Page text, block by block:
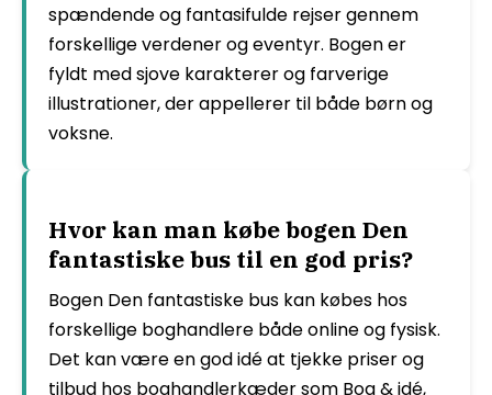
spændende og fantasifulde rejser gennem
forskellige verdener og eventyr. Bogen er
fyldt med sjove karakterer og farverige
illustrationer, der appellerer til både børn og
voksne.
Hvor kan man købe bogen Den
fantastiske bus til en god pris?
Bogen Den fantastiske bus kan købes hos
forskellige boghandlere både online og fysisk.
Det kan være en god idé at tjekke priser og
tilbud hos boghandlerkæder som Bog & idé,